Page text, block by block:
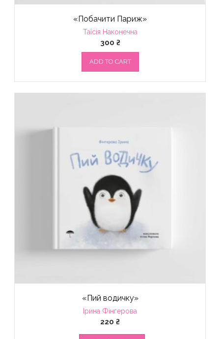
«Побачити Париж»
Таїсія Наконечна
300 ₴
ADD TO CART
«Пий водичку»
Ірина Фінгерова
220 ₴